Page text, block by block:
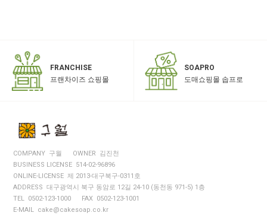
FRANCHISE
프랜차이즈 쇼핑몰
SOAPRO
도매쇼핑몰 솝프로
COMPANY 구월
OWNER 김진천
BUSINESS LICENSE 514-02-96896
ONLINE-LICENSE 제 2013-대구북구-0311호
ADDRESS 대구광역시 북구 동암로 12길 24-10 (동천동 971-5) 1층
TEL 0502-123-1000
FAX 0502-123-1001
E-MAIL cake@cakesoap.co.kr